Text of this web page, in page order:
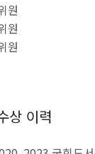
원
원
원
상 이력